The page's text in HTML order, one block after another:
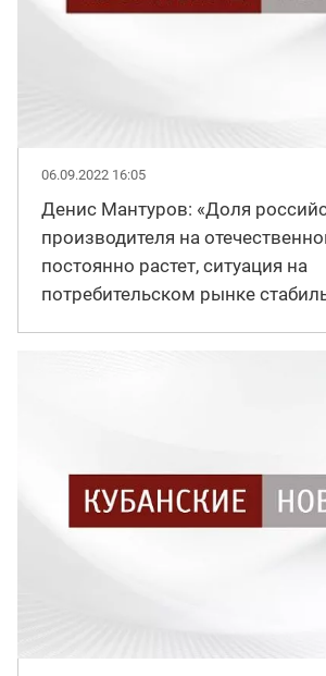
06.09.2022 16:05
Денис Мантуров: «Доля
производителя на
постоянно растет, ситуация на
потребительском рынке